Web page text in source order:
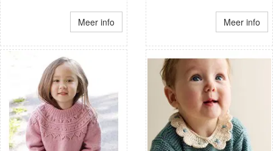
Meer info Meer info